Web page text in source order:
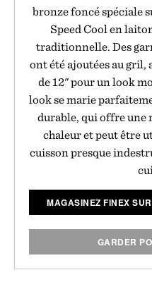
bronze foncé spéciale
Speed Cool en
traditionnelle. Des
ont été ajoutées au gril,
de 12" pour un look
look se marie
durable, qui offre une
chaleur et peut être
cuisson presque
MAGASINEZ FINEX
GARDER